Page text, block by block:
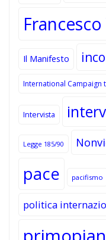
Il Manifesto
International Campaign
Intervista
Legge 185/90
pace pacifismo
politica